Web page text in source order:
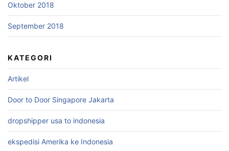
Oktober 2018
September 2018
KATEGORI
Artikel
Door to Door Singapore Jakarta
dropshipper usa to indonesia
ekspedisi Amerika ke Indonesia